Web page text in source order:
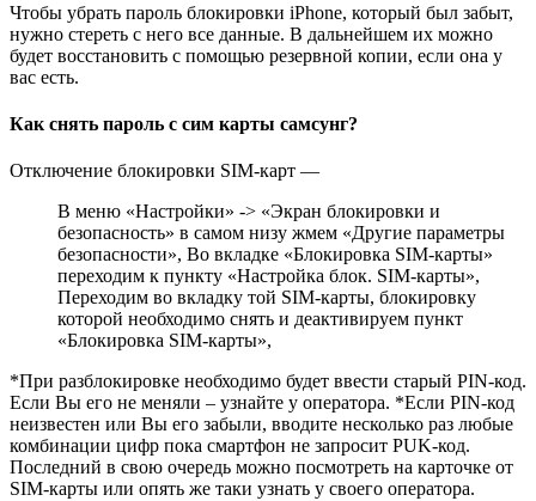
Чтобы убрать пароль блокировки iPhone, который был забыт,
нужно стереть с него все данные. В дальнейшем их можно
будет восстановить с помощью резервной копии, если она у
вас есть.
Как снять пароль с сим карты самсунг?
Отключение блокировки SIM-карт —
В меню «Настройки» -> «Экран блокировки и
безопасность» в самом низу жмем «Другие параметры
безопасности», Во вкладке «Блокировка SIM-карты»
переходим к пункту «Настройка блок. SIM-карты»,
Переходим во вкладку той SIM-карты, блокировку
которой необходимо снять и деактивируем пункт
«Блокировка SIM-карты»,
*При разблокировке необходимо будет ввести старый PIN-код.
Если Вы его не меняли – узнайте у оператора. *Если PIN-код
неизвестен или Вы его забыли, вводите несколько раз любые
комбинации цифр пока смартфон не запросит PUK-код.
Последний в свою очередь можно посмотреть на карточке от
SIM-карты или опять же таки узнать у своего оператора.